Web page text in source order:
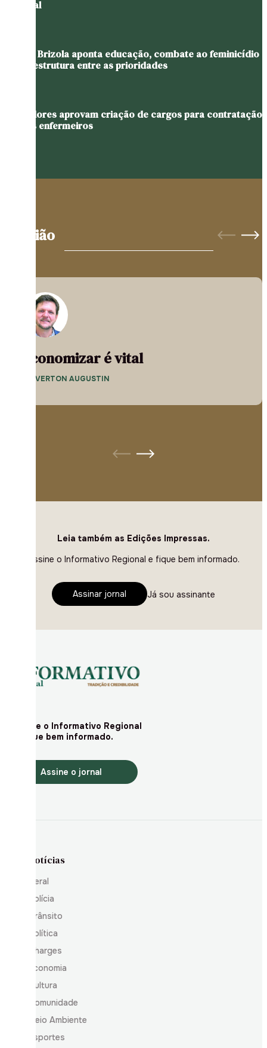
regional
Juliana Brizola aponta educação, combate ao feminicídio
e infraestrutura entre as prioridades
Vereadores aprovam criação de cargos para contratação
de três enfermeiros
Opinião
Economizar é vital
— EVERTON AUGUSTIN
Leia também as Edições Impressas.
Assine o Informativo Regional e fique bem informado.
Assinar jornal Já sou assinante
Assine o Informativo Regional
e fique bem informado.
Assine o jornal
Notícias
Geral
Polícia
Trânsito
Política
Charges
Economia
Cultura
Comunidade
Meio Ambiente
Esportes